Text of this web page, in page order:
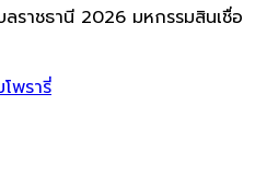
ราชธานี 2026 มหกรรมสินเชื่อ
พรารี่